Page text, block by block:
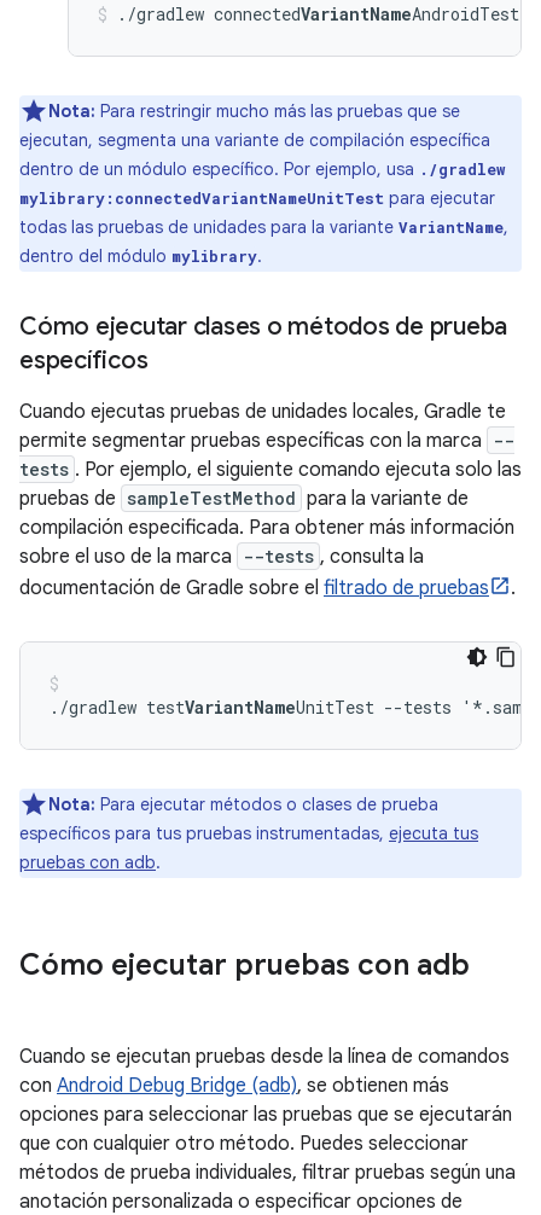
./gradlew connectedVariantNameAndroidTest
Nota: Para restringir mucho más las pruebas que se
ejecutan, segmenta una variante de compilación específica
dentro de un módulo específico. Por ejemplo, usa ./gradlew
mylibrary:connectedVariantNameUnitTest para ejecutar
todas las pruebas de unidades para la variante VariantName,
dentro del módulo mylibrary.
Cómo ejecutar clases o métodos de prueba
específicos
Cuando ejecutas pruebas de unidades locales, Gradle te
permite segmentar pruebas específicas con la marca
--
tests . Por ejemplo, el siguiente comando ejecuta solo las
pruebas de sampleTestMethod para la variante de
compilación especificada. Para obtener más información
sobre el uso de la marca
--tests , consulta la
documentación de Gradle sobre el filtrado de pruebas .
./gradlew testVariantName
Nota: Para ejecutar métodos o clases de prueba
específicos para tus pruebas instrumentadas, ejecuta tus
pruebas con adb.
Cómo ejecutar pruebas con adb
Cuando se ejecutan pruebas desde la línea de comandos
con Android Debug Bridge (adb), se obtienen más
opciones para seleccionar las pruebas que se ejecutarán
que con cualquier otro método. Puedes seleccionar
métodos de prueba individuales, filtrar pruebas según una
anotación personalizada o especificar opciones de